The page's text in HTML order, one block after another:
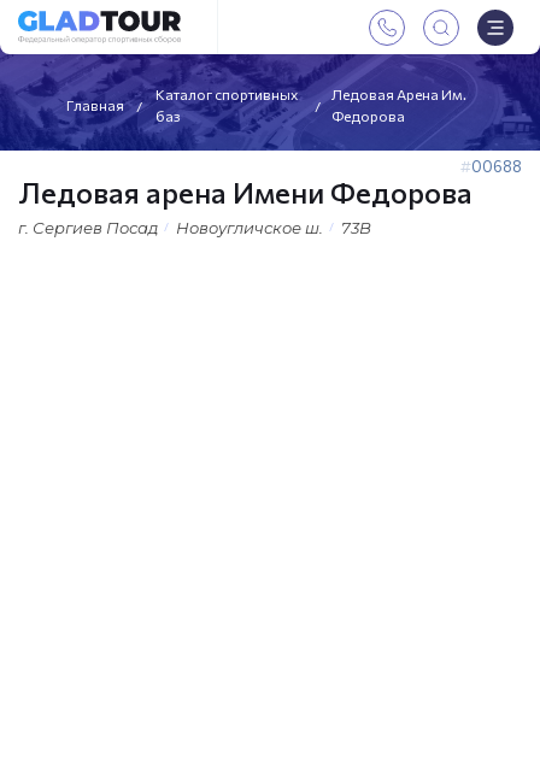
Главная
Каталог спортивных
баз
Ледовая Арена Им.
Федорова
00688
Ледовая арена Имени Федорова
г. Сергиев Посад Новоугличское ш. 73В